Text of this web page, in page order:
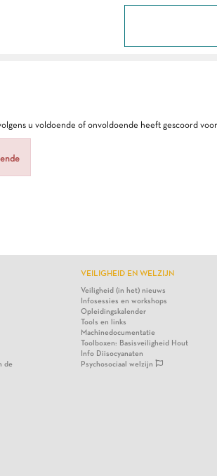
u voldoende of onvoldoende heeft gescoord
de
VEILIGHEID EN WELZIJN
Veiligheid (in het) nieuws
Infosessies en workshops
Opleidingskalender
Tools en links
Machinedocumentatie
Toolboxen: Basisveiligheid Hout
Info Diisocyanaten
Psychosociaal welzijn